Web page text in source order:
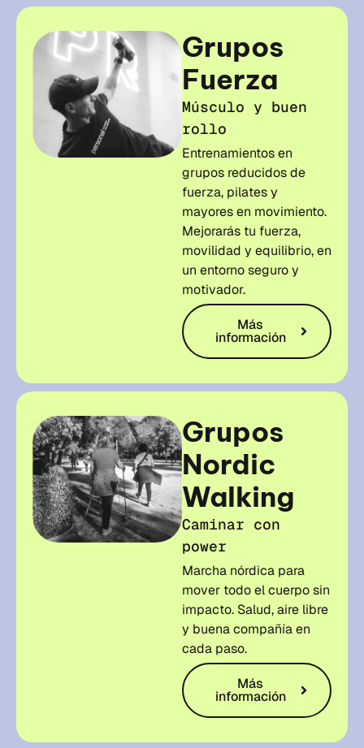
Grupos
Fuerza
Músculo y buen
rollo
Entrenamientos en
grupos reducidos de
fuerza, pilates y
mayores en movimiento.
Mejorarás tu fuerza,
movilidad y equilibrio, en
un entorno seguro y
motivador.
Más
información
Grupos
Nordic
Walking
Caminar con
power
Marcha nórdica para
mover todo el cuerpo sin
impacto. Salud, aire libre
y buena compañía en
cada paso.
Más
información